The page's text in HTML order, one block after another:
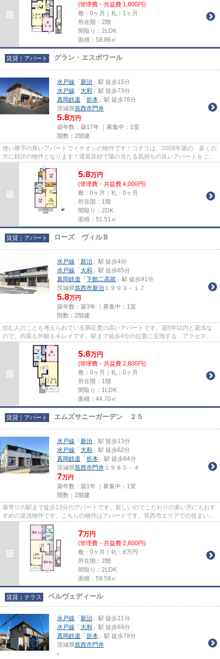
(管理費・共益費 1,800円)
敷：0ヶ月｜礼：1ヶ月
所在階：2階
間取り：2LDK
面積：58.86㎡
賃貸｜アパート グラン・エスポワール
水戸線 「 新治 」駅 徒歩15分
水戸線 「 大和 」駅 徒歩73分
真岡鉄道 「 折本 」駅 徒歩76分
茨城県筑西市門井
5.8万円
築年数：築17年 ｜募集中： 1室
階数：2階建
使い勝手の良いアパートでイチオシの物件です！コチラは、2008年築の、多くの
方に好評の物件となります！通風良好で陽の当たる気持ちの良いアパートをご提
供いたします！多くの方から...
5.8万円
(管理費・共益費 4,000円)
敷：0ヶ月｜礼：0ヶ月
所在階：1階
間取り：2DK
面積：51.51㎡
賃貸｜アパート ローズ ヴィルＢ
水戸線 「 新治 」駅 徒歩4分
水戸線 「 大和 」駅 徒歩65分
真岡鉄道 「 下館二高前 」駅 徒歩91分
茨城県筑西市新治 １９９３－１７
5.8万円
築年数：築3年 ｜募集中： 1室
階数：2階建
住む人のことも考えられている満足度の高いアパートです。築5年以内と築浅な
ので、内装も外観もキレイです。駅まで徒歩4分の位置に立地する、アクセス良
好な物件です。こだわりで選び...
5.8万円
(管理費・共益費 2,800円)
敷：0ヶ月｜礼：0ヶ月
所在階：1階
間取り：1LDK
面積：44.70㎡
賃貸｜アパート エムズサニーガーデン ２５
水戸線 「 新治 」駅 徒歩13分
水戸線 「 大和 」駅 徒歩62分
真岡鉄道 「 折本 」駅 徒歩84分
茨城県筑西市門井 １９８５－４
7万円
築年数：築1年 ｜募集中： 1室
階数：2階建
最寄りの駅まで徒歩13分のアパートです。新しいのでこだわりの多い方にもおす
すめの築浅物件です。こちらの物件はアパートです。筑西市エリアでの住まいな
ら、住み心地も快適な「エム...
7万円
(管理費・共益費 2,800円)
敷：0ヶ月｜礼：8万円
所在階：2階
間取り：2LDK
面積：59.58㎡
賃貸｜テラス ベルヴェディール
水戸線 「 新治 」駅 徒歩11分
水戸線 「 大和 」駅 徒歩69分
真岡鉄道 「 折本 」駅 徒歩78分
茨城県筑西市門井
-